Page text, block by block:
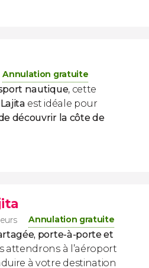
Annulation gratuite
nautique, cette
est idéale pour
découvrir la côte de
Annulation gratuite
porte-à-porte et
attendrons à l’aéroport
à votre destination